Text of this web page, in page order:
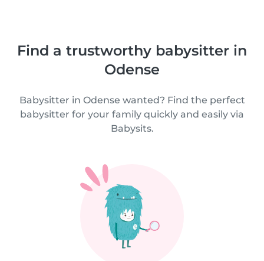
Find a trustworthy babysitter in
Odense
Babysitter in Odense wanted? Find the perfect
babysitter for your family quickly and easily via
Babysits.